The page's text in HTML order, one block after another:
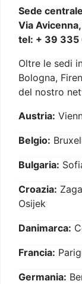
Sede
Via
tel: + 39
Oltre le sedi
Bologna,
del nostro
Austria:
Belgio:
Bulgaria:
Croazia:
Osijek
Danimarca:
Francia:
Germania: